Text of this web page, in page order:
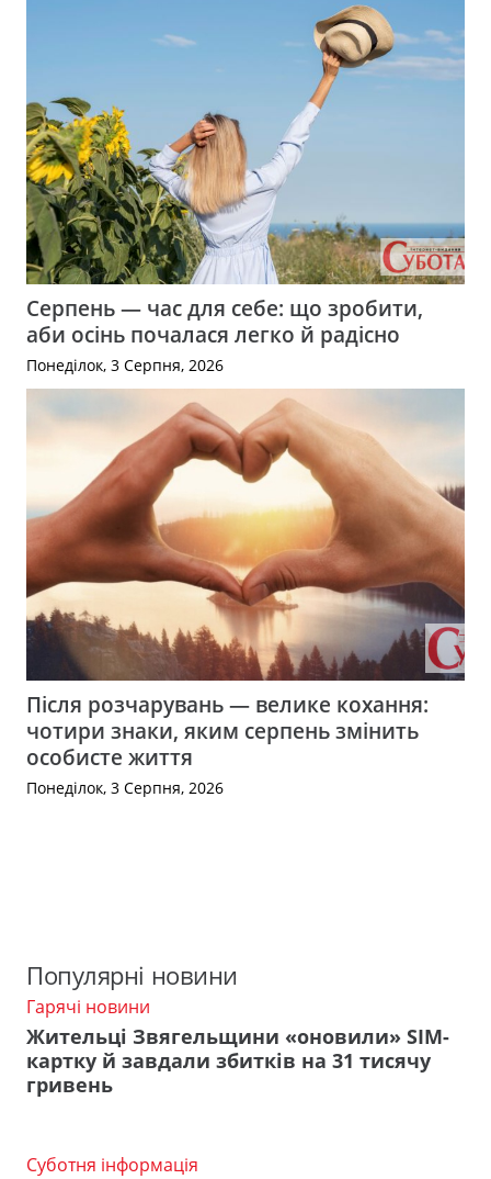
Серпень — час для себе: що зробити,
аби осінь почалася легко й радісно
Понеділок, 3 Серпня, 2026
Після розчарувань — велике кохання:
чотири знаки, яким серпень змінить
особисте життя
Понеділок, 3 Серпня, 2026
Популярні новини
Гарячі новини
Жительці Звягельщини «оновили» SIM-
картку й завдали збитків на 31 тисячу
гривень
Суботня інформація